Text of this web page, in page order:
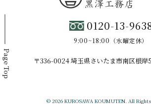
Page Top
0120-13-
9:00~18:00（水曜定休）
〒336-0024 埼玉県さいたま市南区根岸
© 2026 KUROSAWA KOUMUTEN. All Rights